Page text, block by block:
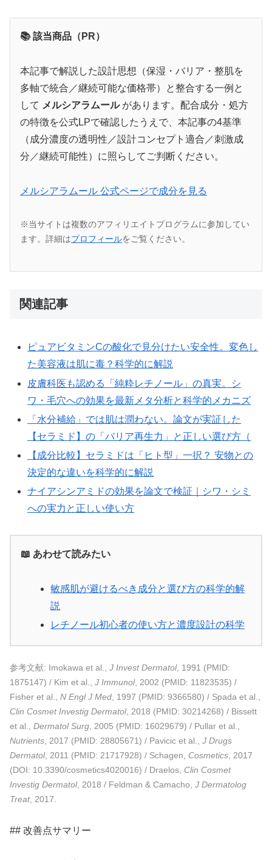
📚 該当商品（PR）
本記事で解説した設計思想（保湿・バリア・整肌を
多軸で統合／継続可能な価格帯）と整合する一例と
して メルシアラムールがあります。配合成分・処方
の特徴を公式LPで確認したうえで、本記事の4基準
（成分濃度の透明性／設計コンセプト適合／刺激成
分／継続可能性）に照らしてご判断ください。
メルシアラムール 公式ページで成分を見る
※当サイトは複数のアフィリエイトプログラムに参加してい
ます。詳細はプロフィールをご覧ください。
関連記事
ピュアビタミンCの酸化で見分けたい安全性。変色し
た美容液は肌に毒？科学的に解説
皮膚科医も認める「純粋レチノール」の真実。シ
ワ・毛穴への効果を最新メタ分析と科学的メカニズ
「水分補給」では肌は潤わない。論文が実証した
【セラミド】の「バリア再生力」と正しい選び方（
【成分比較】セラミドは「ヒト型」一択？ 安物との
決定的な違いを科学的に解説
ナイアシンアミドの効果を論文で検証｜シワ・シミ
への実力と正しい使い方
📖 あわせて読みたい
敏感肌が避けるべき成分と選び方の科学的解
説
レチノール初心者の使い方と濃度設計の科学
参考文献: Imokawa et al., J Invest Dermatol, 1991 (PMID:
1875147) / Kim et al., J Immunol, 2002 (PMID: 11823535) /
Fisher et al., N Engl J Med, 1997 (PMID: 9366580) / Spada et al.,
Clin Cosmet Investig Dermatol, 2018 (PMID: 30214268) / Bissett
et al., Dermatol Surg, 2005 (PMID: 16029679) / Pullar et al.,
Nutrients, 2017 (PMID: 28805671) / Pavicic et al., J Drugs
Dermatol, 2011 (PMID: 21717928) / Schagen, Cosmetics, 2017
(DOI: 10.3390/cosmetics4020016) / Draelos, Clin Cosmet
Investig Dermatol, 2018 / Feldman & Camacho, J Dermatolog
Treat, 2017.
## 改善点サマリー